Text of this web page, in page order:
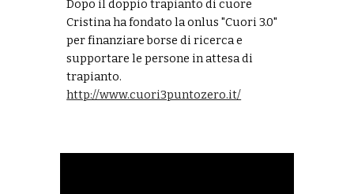
Dopo il doppio trapianto di cuore
Cristina ha fondato la onlus "Cuori 3.0"
per finanziare borse di ricerca e
supportare le persone in attesa di
trapianto.
http://www.cuori3puntozero.it/